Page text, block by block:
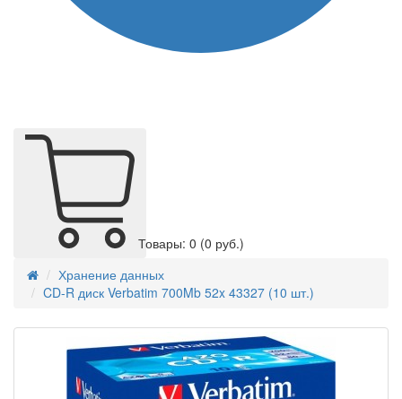
Товары: 0 (0 руб.)
Хранение данных
CD-R диск Verbatim 700Mb 52x 43327 (10 шт.)